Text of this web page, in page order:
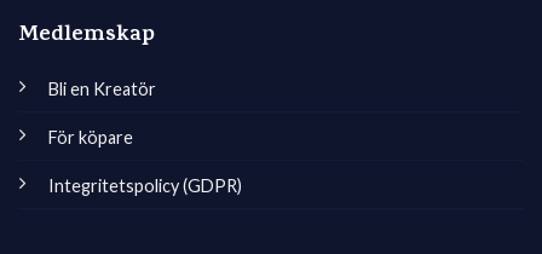
Medlemskap
Bli en Kreatör
För köpare
Integritetspolicy (GDPR)